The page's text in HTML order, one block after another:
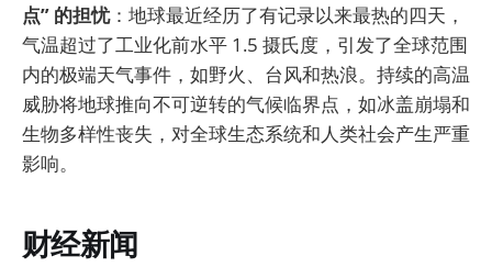
点” 的担忧：地球最近经历了有记录以来最热的四天，
气温超过了工业化前水平 1.5 摄氏度，引发了全球范围
内的极端天气事件，如野火、台风和热浪。持续的高温
威胁将地球推向不可逆转的气候临界点，如冰盖崩塌和
生物多样性丧失，对全球生态系统和人类社会产生严重
影响。
财经新闻